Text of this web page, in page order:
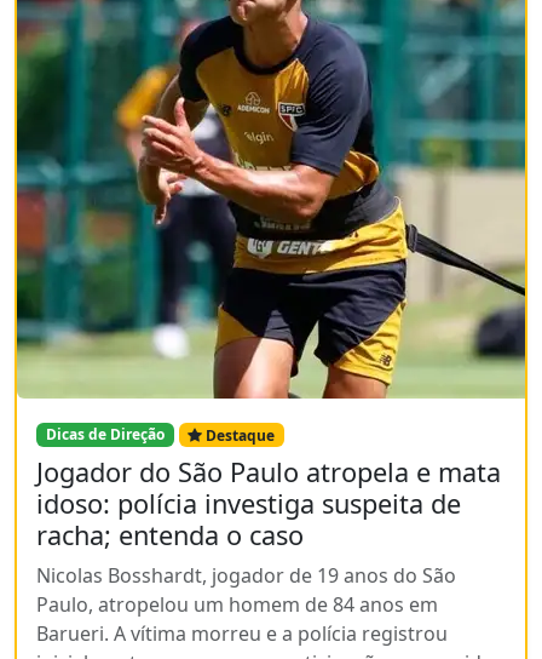
Dicas de Direção Destaque
Jogador do São Paulo atropela e mata
idoso: polícia investiga suspeita de
racha; entenda o caso
Nicolas Bosshardt, jogador de 19 anos do São
Paulo, atropelou um homem de 84 anos em
Barueri. A vítima morreu e a polícia registrou